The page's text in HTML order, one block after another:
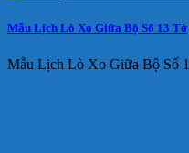
Mẫu Lịch Lò Xo Giữa Bộ Số 13 Tờ
Mẫu Lịch Lò Xo Giữa Bộ Số